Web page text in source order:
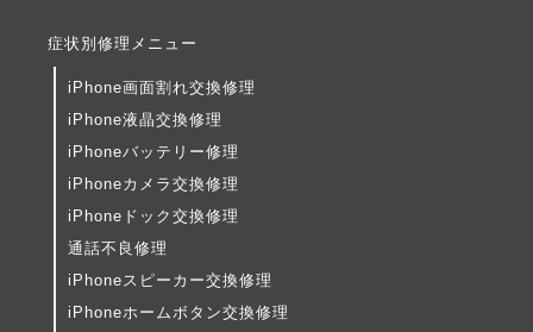
症状別修理メニュー
iPhone画面割れ交換修理
iPhone液晶交換修理
iPhoneバッテリー修理
iPhoneカメラ交換修理
iPhoneドック交換修理
通話不良修理
iPhoneスピーカー交換修理
iPhoneホームボタン交換修理